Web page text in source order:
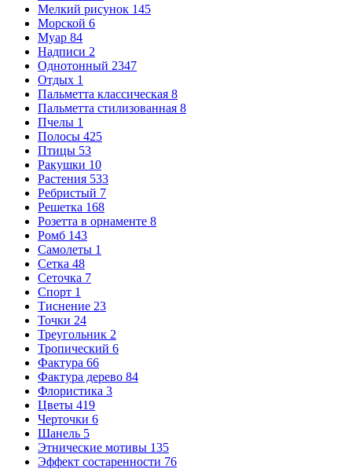
Мелкий рисунок 145
Морской 6
Муар 84
Надписи 2
Однотонный 2347
Отдых 1
Пальметта классическая 8
Пальметта стилизованная 8
Пчелы 1
Полосы 425
Птицы 53
Ракушки 10
Растения 533
Ребристый 7
Решетка 168
Розетта в орнаменте 8
Ромб 143
Самолеты 1
Сетка 48
Сеточка 7
Спорт 1
Тиснение 23
Точки 24
Треугольник 2
Тропический 6
Фактура 66
Фактура дерево 84
Флористика 3
Цветы 419
Черточки 6
Шанель 5
Этнические мотивы 135
Эффект состаренности 76